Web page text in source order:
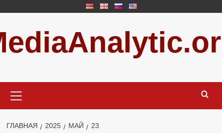
содержимому
меню
ГЛАВНАЯ 2025 МАЙ 23